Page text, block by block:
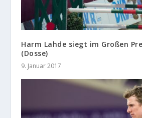
Harm Lahde siegt im Großen
(Dosse)
9. Januar 2017